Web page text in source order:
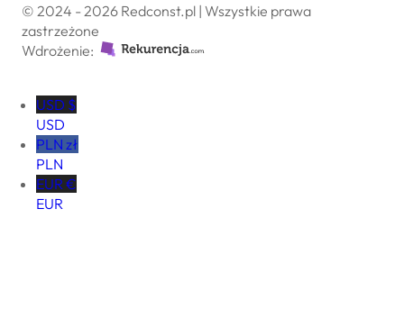
© 2024 - 2026 Redconst.pl | Wszystkie prawa
zastrzeżone
Wdrożenie:
USD $
USD
PLN zł
PLN
EUR €
EUR